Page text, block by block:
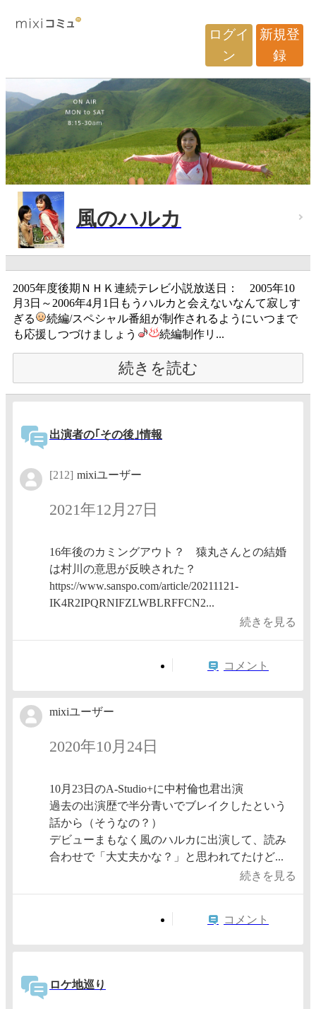
ログイ
ン
新規登
録
風のハルカ
2005年度後期ＮＨＫ連続テレビ小説放送日： 2005年10
月3日～2006年4月1日もうハルカと会えないなんて寂しす
ぎる
続編/スペシャル番組が制作されるようにいつまで
も応援しつづけましょう
続編制作リ...
続きを読む
出演者の｢その後｣情報
[212] mixiユーザー
2021年12月27日
16年後のカミングアウト？ 猿丸さんとの結婚
は村川の意思が反映された？
https://www.sanspo.com/article/20211121-
IK4R2IPQRNIFZLWBLRFFCN2...
続きを見る
コメント
mixiユーザー
2020年10月24日
10月23日のA-Studio+に中村倫也君出演
過去の出演歴で半分青いでブレイクしたという
話から（そうなの？）
デビューまもなく風のハルカに出演して、読み
合わせで「大丈夫かな？」と思われてたけど...
続きを見る
コメント
ロケ地巡り